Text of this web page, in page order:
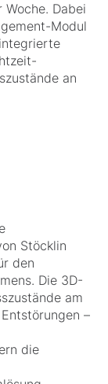
Dabei
Modul
an
Stöcklin
den
Die 3D-
am
–
die